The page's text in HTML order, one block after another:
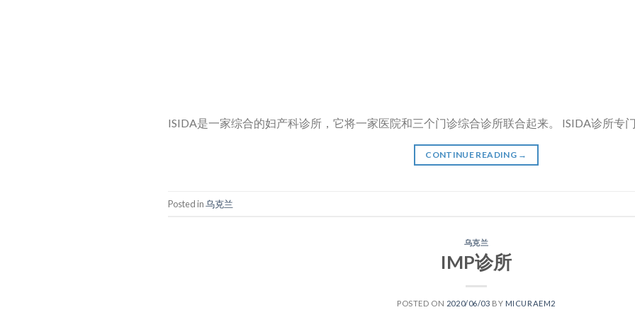
ISIDA是一家综合的妇产科诊所，它将一家医院和三个门诊综合诊所联合起来。 ISIDA诊所专
CONTINUE READING →
Posted in乌克兰
乌克兰
IMP诊所
POSTED ON 2020/06/03 BY MICURAEM2